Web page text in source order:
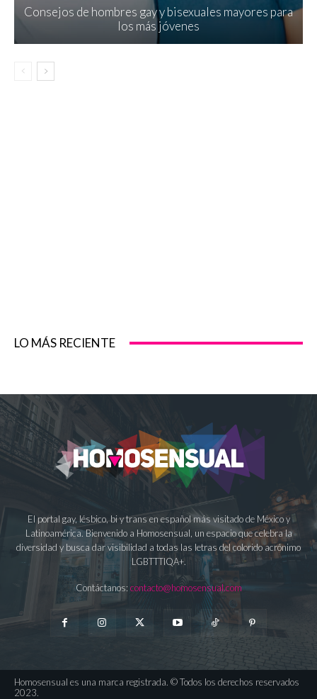
Consejos de hombres gay y bisexuales mayores para
los más jóvenes
LO MÁS RECIENTE
El portal gay, lésbico, bi y trans en español más visitado de México y
Latinoamérica. Bienvenido a Homosensual, un espacio que celebra la
diversidad y busca dar visibilidad a todas las letras del colorido acrónimo
LGBTTTIQA+.
Contáctanos: contacto@homosensual.com
Homosensual es una marca registrada. © Todos los derechos reservados
2023.